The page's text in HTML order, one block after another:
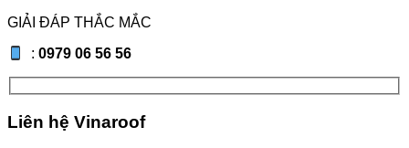
GIẢI ĐÁP THẮC MẮC
:0979 06 56 56
Liên hệ Vinaroof